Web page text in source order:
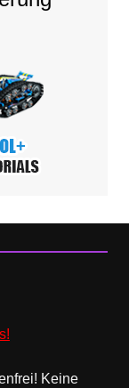
Keine